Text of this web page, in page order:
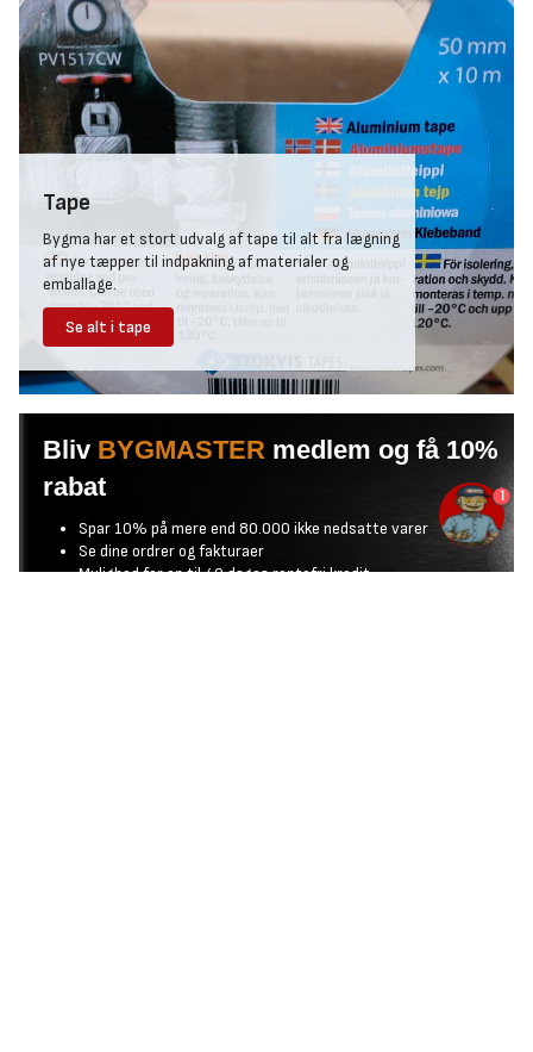
Står du selv for transporten og benytter trailer eller stationcar,
er forsuring og bagageremme uundværlige for at holde på
kasserne og inventaret under transport. Sammen med Bygmas
udvalg af presenninger finder du alt, der sikrer, at dine
flyttekasser og løse genstande forbliver fast fortøjret i traileren
og bagagerummet, så hverken genstandene eller du kommer galt
afsted ved pludselige opbremsninger eller huller i vejen.
Tape
Bygma har et stort udvalg af tape til alt fra lægning
af nye tæpper til indpakning af materialer og
emballage.
Se alt i tape
Bliv BYGMASTER medlem og få 10%
rabat
Spar 10% på mere end 80.000 ikke nedsatte varer
Se dine ordrer og fakturaer
Mulighed for op til 40 dages rentefri kredit
1